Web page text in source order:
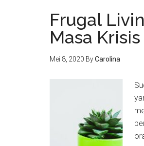
Frugal
Masa Krisis
Mei 8, 2020 ByCarolina